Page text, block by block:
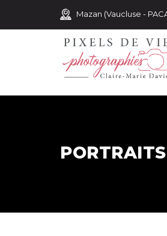
Mazan (Vaucluse -